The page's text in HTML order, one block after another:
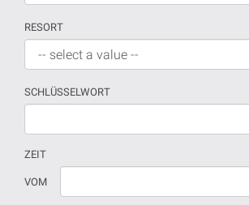
RESORT
SCHLÜSSELWORT
ZEIT
Wenn
Datum
VOM